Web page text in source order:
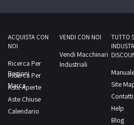
nostre aste
fare altro
che
registrarti e
attivare il
tuo
account.La
registrazione
è
ACQUISTA CON
NOI
Ricerca Per
Regioni
Ricerca Per
Marca
Aste Aperte
Aste Chiuse
Calendario
VENDI CON NOI
Vendi Macchinari
Industriali
TUTTO
Site
Contatti
Help
Blog